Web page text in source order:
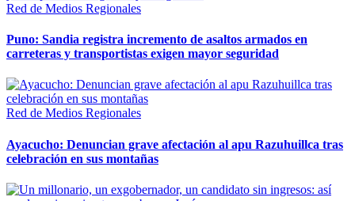
Red de Medios Regionales
Puno: Sandia registra incremento de asaltos armados en
carreteras y transportistas exigen mayor seguridad
Red de Medios Regionales
Ayacucho: Denuncian grave afectación al apu Razuhuillca tras
celebración en sus montañas